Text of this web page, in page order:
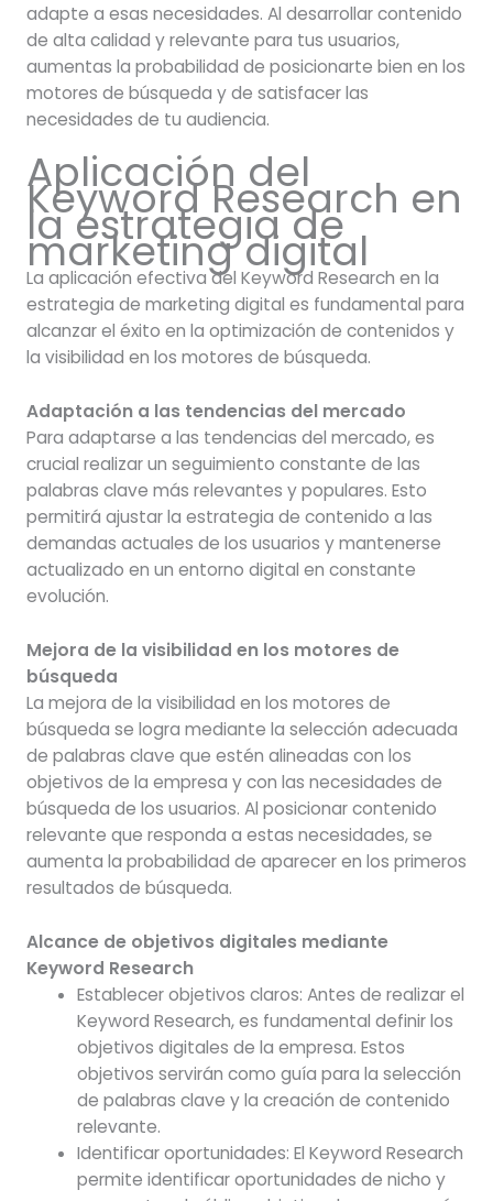
adapte a esas necesidades. Al desarrollar contenido
de alta calidad y relevante para tus usuarios,
aumentas la probabilidad de posicionarte bien en los
motores de búsqueda y de satisfacer las
necesidades de tu audiencia.
Aplicación del
Keyword Research en
la estrategia de
marketing digital
La aplicación efectiva del Keyword Research en la
estrategia de marketing digital es fundamental para
alcanzar el éxito en la optimización de contenidos y
la visibilidad en los motores de búsqueda.
Adaptación a las tendencias del mercado
Para adaptarse a las tendencias del mercado, es
crucial realizar un seguimiento constante de las
palabras clave más relevantes y populares. Esto
permitirá ajustar la estrategia de contenido a las
demandas actuales de los usuarios y mantenerse
actualizado en un entorno digital en constante
evolución.
Mejora de la visibilidad en los motores de
búsqueda
La mejora de la visibilidad en los motores de
búsqueda se logra mediante la selección adecuada
de palabras clave que estén alineadas con los
objetivos de la empresa y con las necesidades de
búsqueda de los usuarios. Al posicionar contenido
relevante que responda a estas necesidades, se
aumenta la probabilidad de aparecer en los primeros
resultados de búsqueda.
Alcance de objetivos digitales mediante
Keyword Research
Establecer objetivos claros: Antes de realizar el
Keyword Research, es fundamental definir los
objetivos digitales de la empresa. Estos
objetivos servirán como guía para la selección
de palabras clave y la creación de contenido
relevante.
Identificar oportunidades: El Keyword Research
permite identificar oportunidades de nicho y